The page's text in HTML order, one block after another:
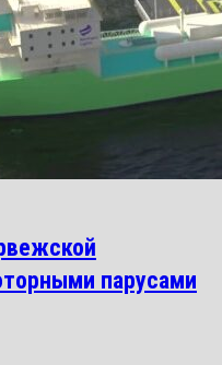
парусами